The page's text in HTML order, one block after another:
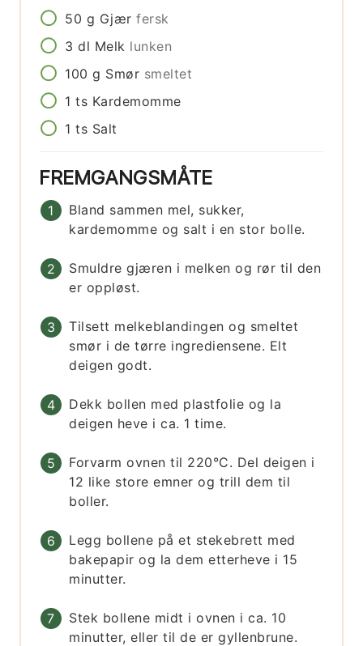
50 g Gjær fersk
3 dl Melk lunken
100 g Smør smeltet
1 ts Kardemomme
1 ts Salt
FREMGANGSMÅTE
Bland sammen mel, sukker,
kardemomme og salt i en stor bolle.
Smuldre gjæren i melken og rør til den
er oppløst.
Tilsett melkeblandingen og smeltet
smør i de tørre ingrediensene. Elt
deigen godt.
Dekk bollen med plastfolie og la
deigen heve i ca. 1 time.
Forvarm ovnen til 220°C. Del deigen i
12 like store emner og trill dem til
boller.
Legg bollene på et stekebrett med
bakepapir og la dem etterheve i 15
minutter.
Stek bollene midt i ovnen i ca. 10
minutter, eller til de er gyllenbrune.